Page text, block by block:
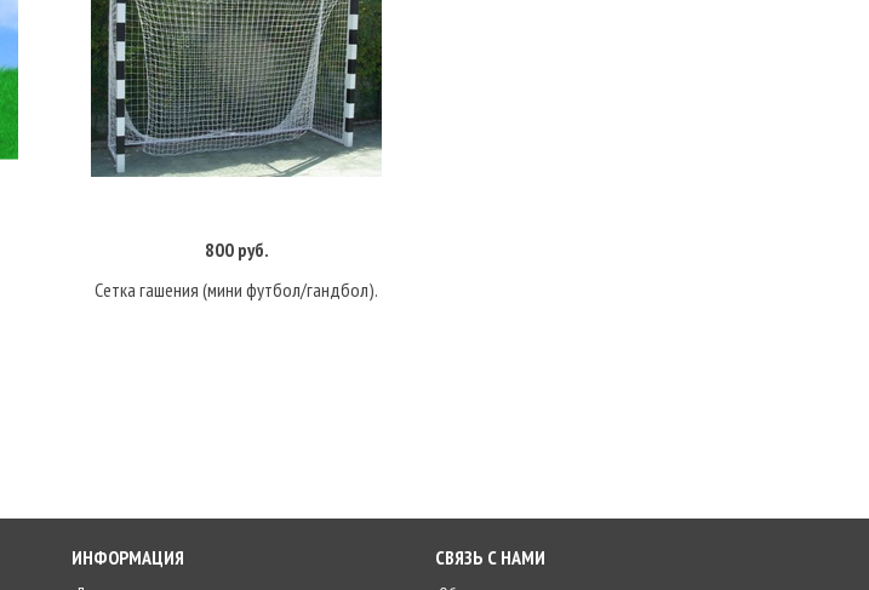
В корзину
800 руб.
Сетка гашения (мини футбол/гандбол).
ИНФОРМАЦИЯ СВЯЗЬ С НАМИ